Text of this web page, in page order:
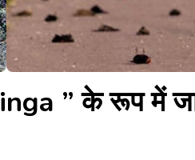
” के रूप में